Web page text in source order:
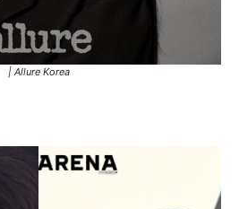
| Allure Korea